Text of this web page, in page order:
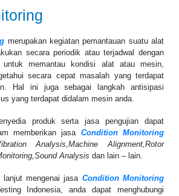
merupakan kegiatan pemantauan suatu alat
secara periodik atau terjadwal dengan
untuk memantau kondisi alat atau mesin,
secara cepat masalah yang terdapat
Hal ini juga sebagai langkah antisipasi
yang terdapat didalam mesin anda.
produk serta jasa pengujian dapat
memberikan jasa Condition Monitoring
Analysis,Machine Alignment,Rotor
Analysis dan lain – lain.
mengenai jasa Condition Monitoring
Indonesia, anda dapat menghubungi